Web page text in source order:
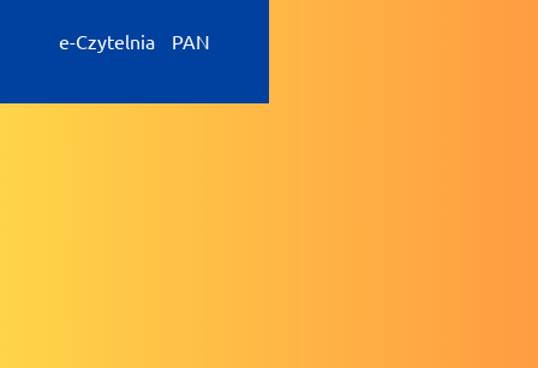
e-Czytelnia PAN